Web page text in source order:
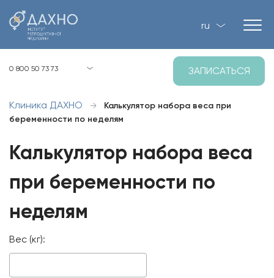
0 800 50 73 73
ru
ЗАПИСАТЬСЯ
Клиника ДАХНО →
Калькулятор набора веса при
беременности по неделям
Калькулятор набора веса
при беременности по
неделям
Вес (кг):